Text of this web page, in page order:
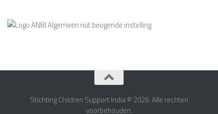
Stichting Children Support India © 2026. Alle rechten
voorbehouden.